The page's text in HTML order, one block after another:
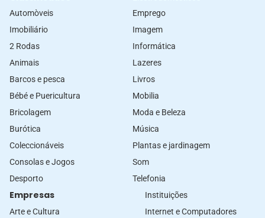
Automòveis
Imobiliário
2 Rodas
Animais
Barcos e pesca
Bébé e Puericultura
Bricolagem
Burótica
Coleccionáveis
Consolas e Jogos
Desporto
Emprego
Imagem
Informática
Lazeres
Livros
Mobilia
Moda e Beleza
Música
Plantas e jardinagem
Som
Telefonia
Empresas
Arte e Cultura
Instituições
Internet e Computadores